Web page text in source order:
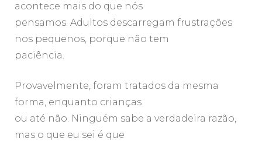
acontece mais do que nós
pensamos. Adultos descarregam frustrações
nos pequenos, porque não tem
paciência.
Provavelmente, foram tratados da mesma
forma, enquanto crianças
ou até não. Ninguém sabe a verdadeira razão,
mas o que eu sei é que